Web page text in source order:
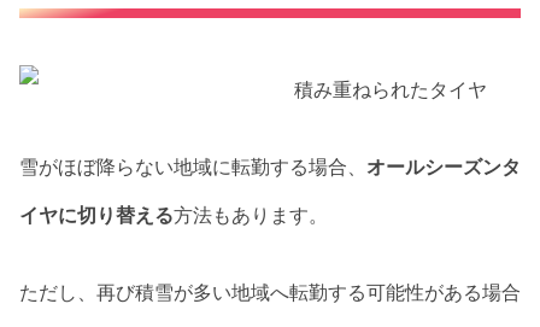
雪がほぼ降らない地域に転勤する場合、 オールシーズンタ
イヤに切り替える方法もあります。
ただし、再び積雪が多い地域へ転勤する可能性がある場合